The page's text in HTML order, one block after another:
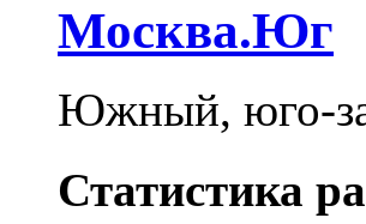
Москва.Юг
Южный, юго-
Статистика